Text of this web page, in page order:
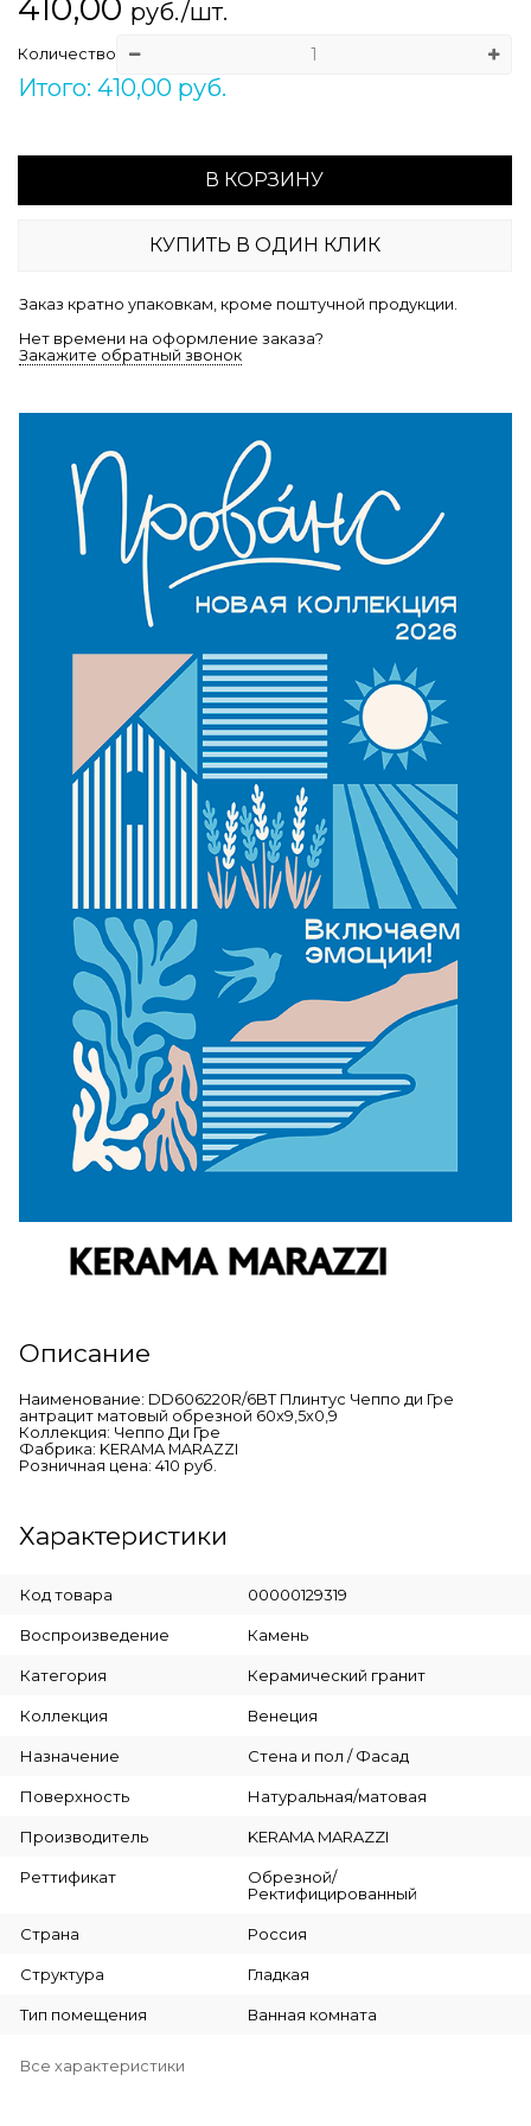
410,00 руб./шт.
Количество
Итого: 410,00 руб.
В КОРЗИНУ
КУПИТЬ В ОДИН КЛИК
Заказ кратно упаковкам, кроме поштучной продукции.
Нет времени на оформление заказа?
Закажите обратный звонок
Описание
Наименование: DD606220R/6BT Плинтус Чеппо ди Гре
антрацит матовый обрезной 60x9,5x0,9
Коллекция: Чеппо Ди Гре
Фабрика: KERAMA MARAZZI
Розничная цена: 410 руб.
Характеристики
Код товара 00000129319
Воспроизведение Камень
Категория Керамический гранит
Коллекция Венеция
Назначение Стена и пол / Фасад
Поверхность Натуральная/матовая
Производитель KERAMA MARAZZI
Реттификат
Обрезной/
Ректифицированный
Страна Россия
Структура Гладкая
Тип помещения Ванная комната
Все характеристики